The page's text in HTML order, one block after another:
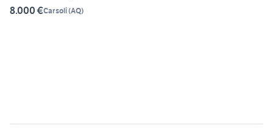
8.000 €Carsoli(AQ)